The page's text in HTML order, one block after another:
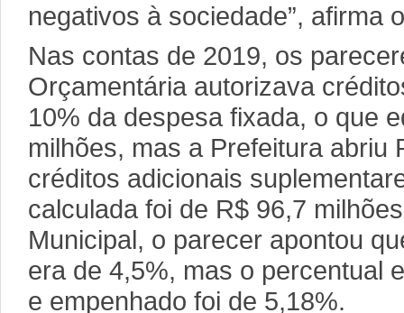
negativos à sociedade”, afirma
Nas contas de 2019, os
Orçamentária autorizava
10% da despesa fixada, o que
milhões, mas a Prefeitura abriu
créditos adicionais
calculada foi de R$ 96,7
Municipal, o parecer apontou
era de 4,5%, mas o percentual
e empenhado foi de 5,18%.